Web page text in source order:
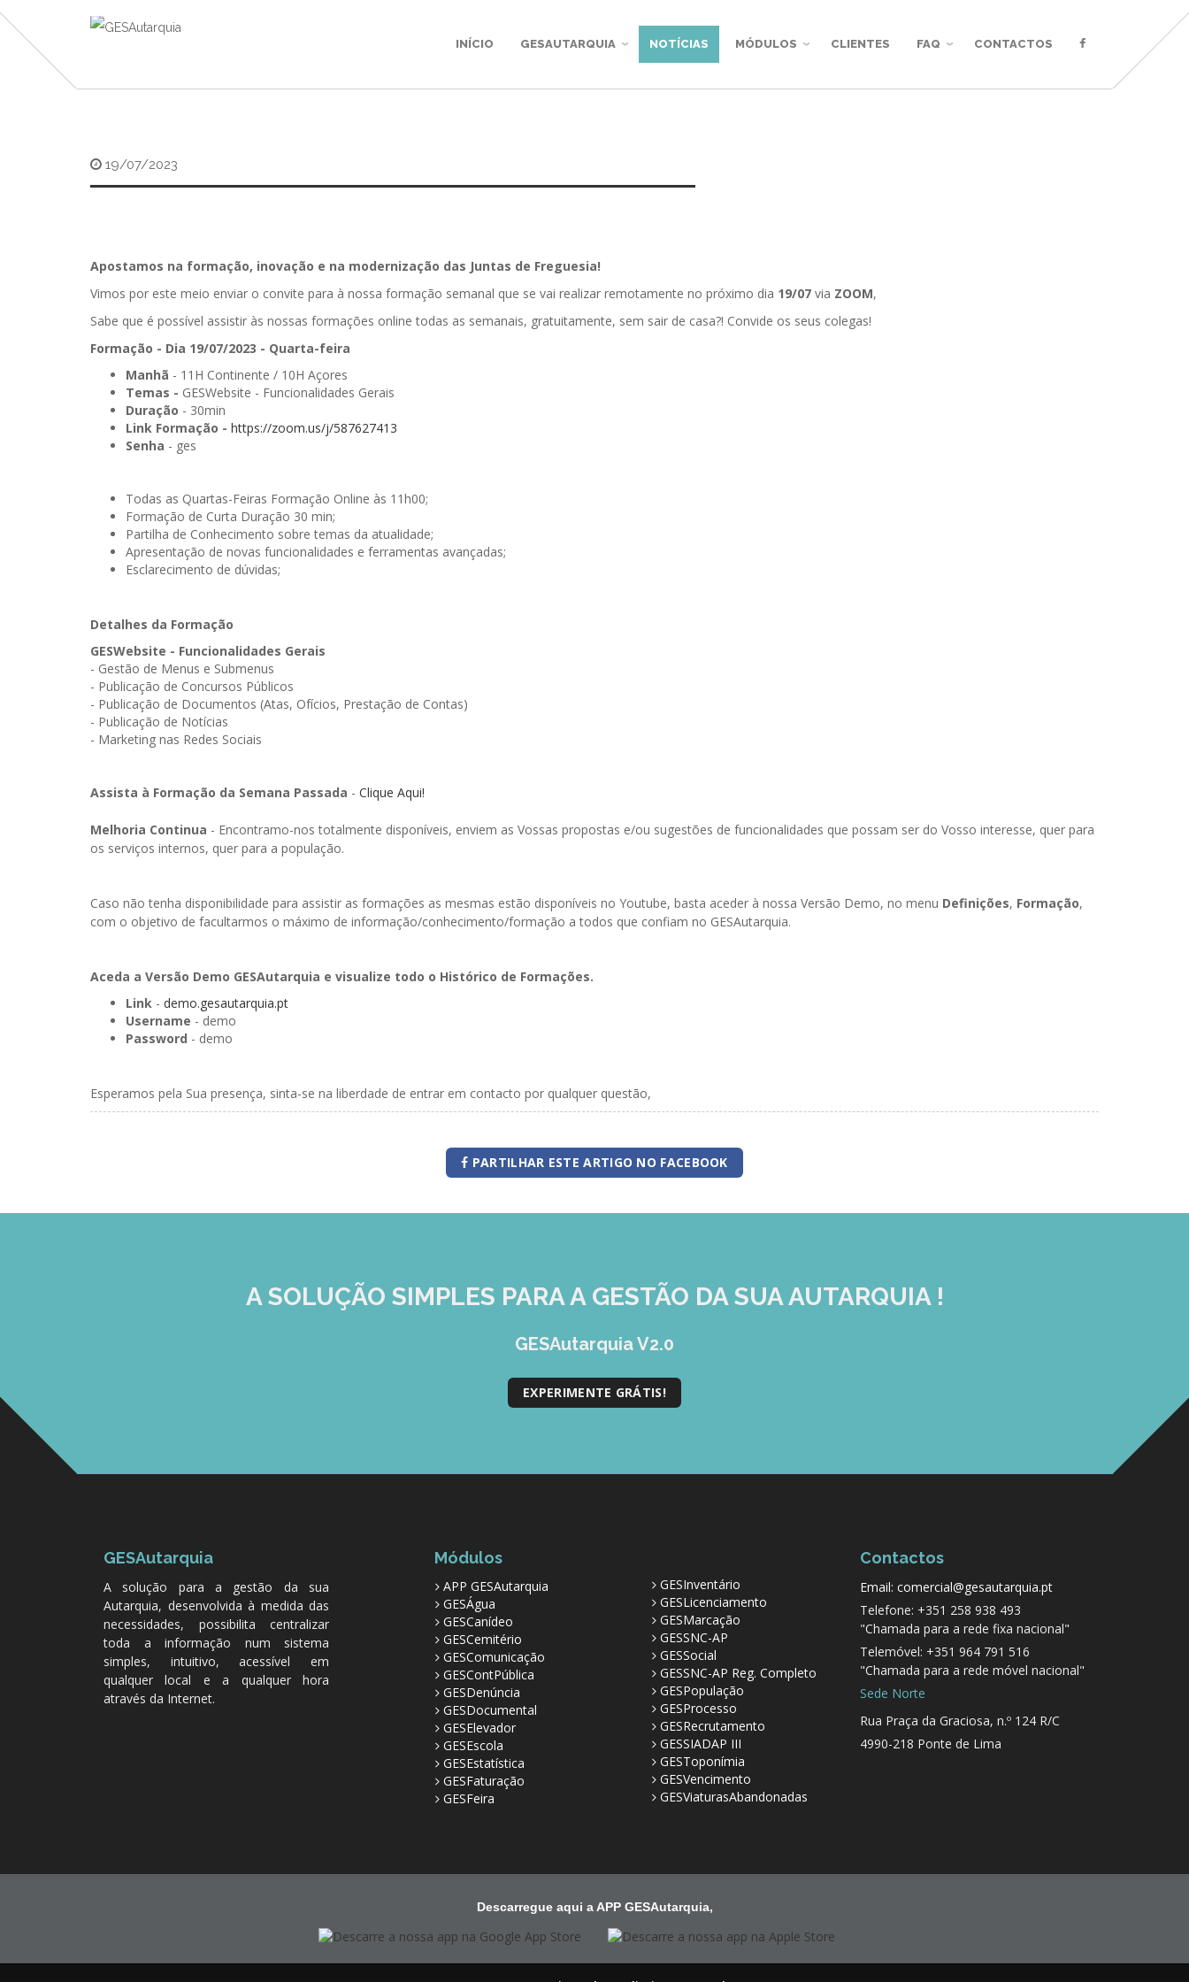
INÍCIO GESAUTARQUIA NOTÍCIAS MÓDULOS CLIENTES FAQ CONTACTOS
19/07/2023
Apostamos na formação, inovação e na modernização das Juntas de Freguesia!
Vimos por este meio enviar o convite para à nossa formação semanal que se vai realizar remotamente no próximo dia 19/07 via ZOOM,
Sabe que é possível assistir às nossas formações online todas as semanais, gratuitamente, sem sair de casa?! Convide os seus colegas!
Formação - Dia 19/07/2023 - Quarta-feira
Manhã - 11H Continente / 10H Açores
Temas - GESWebsite - Funcionalidades Gerais
Duração - 30min
Link Formação - https://zoom.us/j/587627413
Senha - ges
Todas as Quartas-Feiras Formação Online às 11h00;
Formação de Curta Duração 30 min;
Partilha de Conhecimento sobre temas da atualidade;
Apresentação de novas funcionalidades e ferramentas avançadas;
Esclarecimento de dúvidas;
Detalhes da Formação
GESWebsite - Funcionalidades Gerais
- Gestão de Menus e Submenus
- Publicação de Concursos Públicos
- Publicação de Documentos (Atas, Ofícios, Prestação de Contas)
- Publicação de Notícias
- Marketing nas Redes Sociais
Assista à Formação da Semana Passada - Clique Aqui!
Melhoria Continua - Encontramo-nos totalmente disponíveis, enviem as Vossas propostas e/ou sugestões de funcionalidades que possam ser do Vosso interesse, quer para
os serviços internos, quer para a população.
Caso não tenha disponibilidade para assistir as formações as mesmas estão disponíveis no Youtube, basta aceder à nossa Versão Demo, no menu Definições, Formação,
com o objetivo de facultarmos o máximo de informação/conhecimento/formação a todos que confiam no GESAutarquia.
Aceda a Versão Demo GESAutarquia e visualize todo o Histórico de Formações.
Link - demo.gesautarquia.pt
Username - demo
Password - demo
Esperamos pela Sua presença, sinta-se na liberdade de entrar em contacto por qualquer questão,
PARTILHAR ESTE ARTIGO NO FACEBOOK
A SOLUÇÃO SIMPLES PARA A GESTÃO DA SUA AUTARQUIA !
GESAutarquia V2.0
EXPERIMENTE GRÁTIS!
GESAutarquia
A solução para a gestão da sua
Autarquia, desenvolvida à medida das
necessidades, possibilita centralizar
toda a informação num sistema
simples, intuitivo, acessível em
qualquer local e a qualquer hora
através da Internet.
Módulos
APP GESAutarquia
GESÁgua
GESCanídeo
GESCemitério
GESComunicação
GESContPública
GESDenúncia
GESDocumental
GESElevador
GESEscola
GESEstatística
GESFaturação
GESFeira
GESInventário
GESLicenciamento
GESMarcação
GESSNC-AP
GESSocial
GESSNC-AP Reg. Completo
GESPopulação
GESProcesso
GESRecrutamento
GESSIADAP III
GESToponímia
GESVencimento
GESViaturasAbandonadas
Contactos
Email: comercial@gesautarquia.pt
Telefone: +351 258 938 493
"Chamada para a rede fixa nacional"
Telemóvel: +351 964 791 516
"Chamada para a rede móvel nacional"
Sede Norte
Rua Praça da Graciosa, n.º 124 R/C
4990-218 Ponte de Lima
Descarregue aqui a APP GESAutarquia,